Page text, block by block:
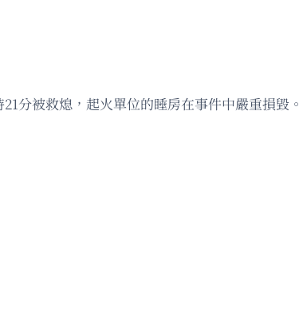
分被救熄，起火單位的睡房在事件中嚴重損毀。